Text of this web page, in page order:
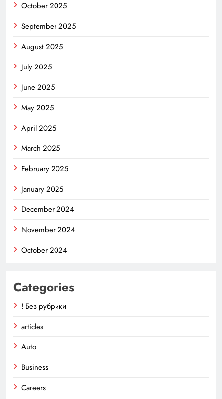
October 2025
September 2025
August 2025
July 2025
June 2025
May 2025
April 2025
March 2025
February 2025
January 2025
December 2024
November 2024
October 2024
Categories
! Без рубрики
articles
Auto
Business
Careers